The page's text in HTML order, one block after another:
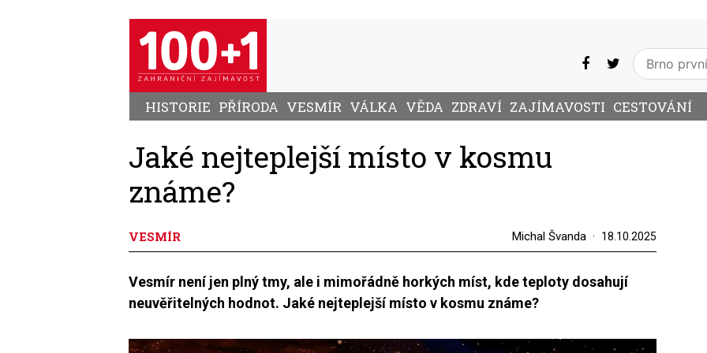
HISTORIE PŘÍRODA VESMÍR VÁLKA VĚDA ZDRAVÍ ZAJÍMAVOSTI CESTOVÁNÍ
Jaké nejteplejší místo v kosmu
známe?
VESMÍR Michal Švanda 18.10.2025
Vesmír není jen plný tmy, ale i mimořádně horkých míst, kde teploty dosahují
neuvěřitelných hodnot. Jaké nejteplejší místo v kosmu známe?